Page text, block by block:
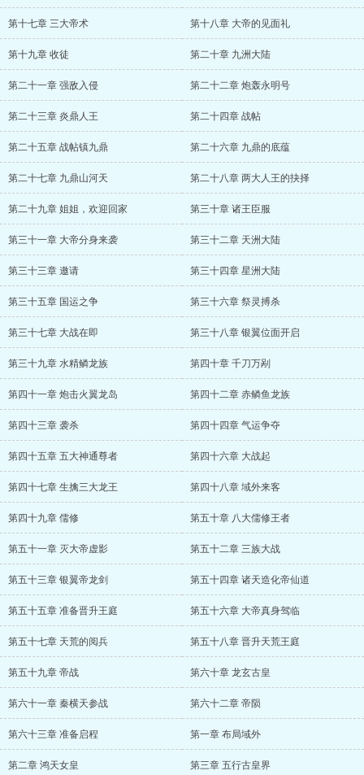
第十七章 三大帝术 第十八章 大帝的见面礼
第十九章 收徒 第二十章 九洲大陆
第二十一章 强敌入侵 第二十二章 炮轰永明号
第二十三章 炎鼎人王 第二十四章 战帖
第二十五章 战帖镇九鼎 第二十六章 九鼎的底蕴
第二十七章 九鼎山河天 第二十八章 两大人王的抉择
第二十九章 姐姐，欢迎回家 第三十章 诸王臣服
第三十一章 大帝分身来袭 第三十二章 天洲大陆
第三十三章 邀请 第三十四章 星洲大陆
第三十五章 国运之争 第三十六章 祭灵搏杀
第三十七章 大战在即 第三十八章 银翼位面开启
第三十九章 水精鳞龙族 第四十章 千刀万剐
第四十一章 炮击火翼龙岛 第四十二章 赤鳞鱼龙族
第四十三章 袭杀 第四十四章 气运争夺
第四十五章 五大神通尊者 第四十六章 大战起
第四十七章 生擒三大龙王 第四十八章 域外来客
第四十九章 儒修 第五十章 八大儒修王者
第五十一章 灭大帝虚影 第五十二章 三族大战
第五十三章 银翼帝龙剑 第五十四章 诸天造化帝仙道
第五十五章 准备晋升王庭 第五十六章 大帝真身驾临
第五十七章 天荒的阅兵 第五十八章 晋升天荒王庭
第五十九章 帝战 第六十章 龙玄古皇
第六十一章 秦横天参战 第六十二章 帝陨
第六十三章 准备启程 第一章 布局域外
第二章 鸿天女皇 第三章 五行古皇界